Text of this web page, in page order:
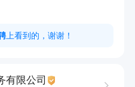
上看到的，谢谢！
有限公司